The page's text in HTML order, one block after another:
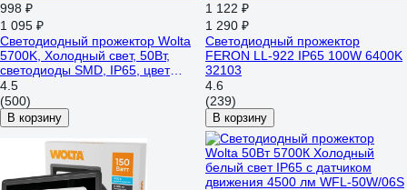
998 ₽
1 095 ₽
Светодиодный прожектор Wolta
5700K, Холодный свет, 50Вт,
светодиоды SMD, IP65, цвет
серый WFL-50W/06
4.5
(500)
В корзину
1 122 ₽
1 290 ₽
Светодиодный прожектор
FERON LL-922 IP65 100W 6400K
32103
4.6
(239)
В корзину